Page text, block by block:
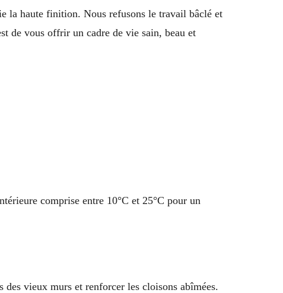
la haute finition. Nous refusons le travail bâclé et
de vous offrir un cadre de vie sain, beau et
comprise entre 10°C et 25°C pour un
vieux murs et renforcer les cloisons abîmées.